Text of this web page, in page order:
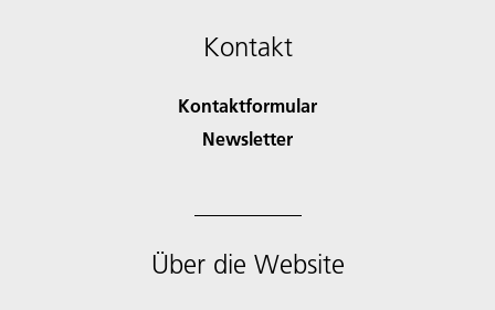
Kontakt
Kontaktformular
Newsletter
Über die Website